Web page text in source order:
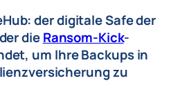
der digitale Safe der
dieRansom-Kick-
um Ihre Backups in
zu